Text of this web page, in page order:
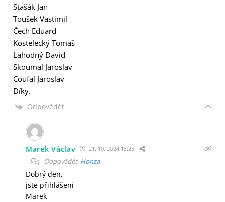
Stašák Jan
Toušek Vastimil
Čech Eduard
Kostelecký Tomaš
Lahodný David
Skoumal Jaroslav
Coufal Jaroslav
Díky.
Odpovědět
Marek Václav 21. 10. 2024 13:25
Odpovědět Honza
Dobrý den,
jste přihlášeni
Marek